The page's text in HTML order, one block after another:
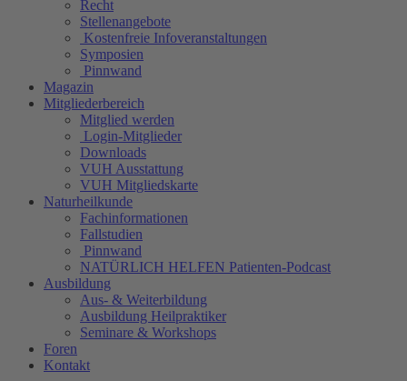
Recht
Stellenangebote
Kostenfreie Infoveranstaltungen
Symposien
Pinnwand
Magazin
Mitgliederbereich
Mitglied werden
Login-Mitglieder
Downloads
VUH Ausstattung
VUH Mitgliedskarte
Naturheilkunde
Fachinformationen
Fallstudien
Pinnwand
NATÜRLICH HELFEN Patienten-Podcast
Ausbildung
Aus- & Weiterbildung
Ausbildung Heilpraktiker
Seminare & Workshops
Foren
Kontakt